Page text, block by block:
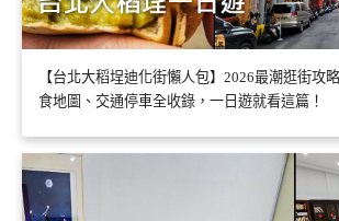
【台北大稻埕迪化街懶人包】2026最潮逛街攻
食地圖、交通停車全收錄，一日遊就看這篇！